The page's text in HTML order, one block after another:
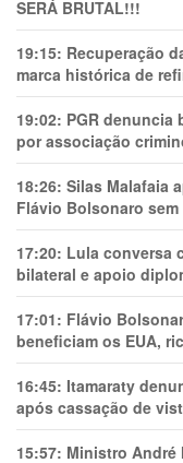
SERÁ BRUTAL!!!
19:15: Recuperação
marca histórica de
19:02: PGR denuncia
por associação
18:26: Silas Malafaia
Flávio Bolsonaro
17:20: Lula conversa
bilateral e apoio
17:01: Flávio
beneficiam os EUA,
16:45: Itamaraty
após cassação de
15:57: Ministro André